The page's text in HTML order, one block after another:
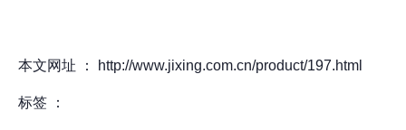
本文网址 ： http://www.jixing.com.cn/product/197.html
标签 ：